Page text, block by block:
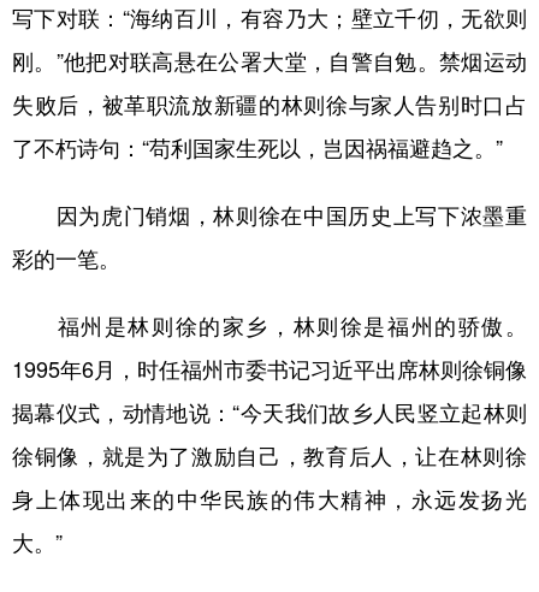
学术中国 乡村振兴 银龄 溯源中国
彩票 娱乐 时尚 悦读
地方频道
北京 天津 河北 山西
写下对联：“海纳百川，有容乃大；壁立千仞，无欲则
刚。”他把对联高悬在公署大堂，自警自勉。禁烟运动
失败后，被革职流放新疆的林则徐与家人告别时口占
了不朽诗句：“苟利国家生死以，岂因祸福避趋之。”
因为虎门销烟，林则徐在中国历史上写下浓墨重
彩的一笔。
福州是林则徐的家乡，林则徐是福州的骄傲。
1995年6月，时任福州市委书记习近平出席林则徐铜像
揭幕仪式，动情地说：“今天我们故乡人民竖立起林则
徐铜像，就是为了激励自己，教育后人，让在林则徐
身上体现出来的中华民族的伟大精神，永远发扬光
大。”